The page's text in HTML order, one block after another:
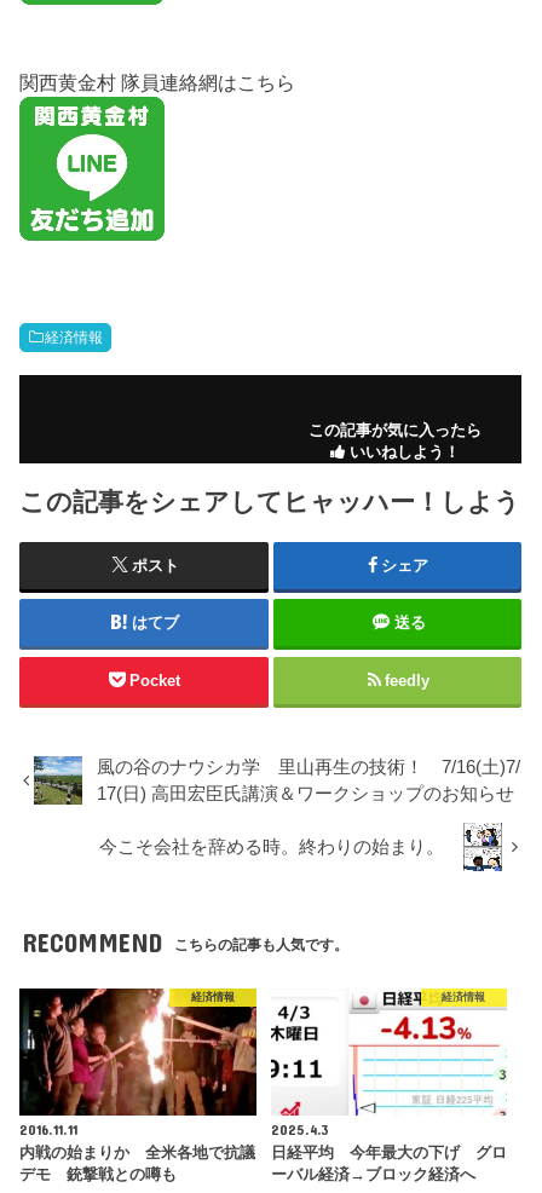
関西黄金村 隊員連絡網はこちら
経済情報
この記事が気に入ったら
いいねしよう！
この記事をシェアしてヒャッハー！しよう
ポスト シェア
はてブ 送る
Pocket feedly
風の谷のナウシカ学 里山再生の技術！ 7/16(土)7/
17(日) 高田宏臣氏講演＆ワークショップのお知らせ
今こそ会社を辞める時。終わりの始まり。
RECOMMEND こちらの記事も人気です。
経済情報
2016.11.11
内戦の始まりか 全米各地で抗議
デモ 銃撃戦との噂も
経済情報
2025.4.3
日経平均 今年最大の下げ グロ
ーバル経済→ブロック経済へ